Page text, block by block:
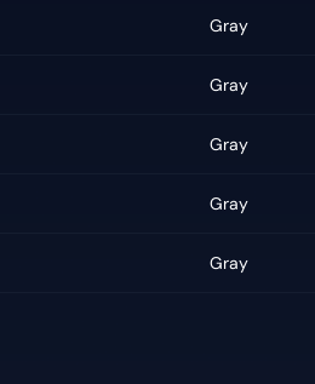
Gray
Gray
Gray
Gray
Gray